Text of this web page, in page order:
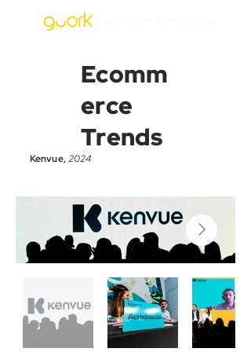
Ecomm
erce
Trends
Kenvue,2024